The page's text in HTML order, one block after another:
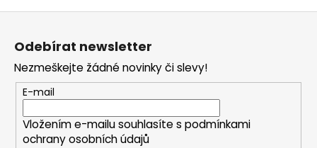
Z
Odebírat newsletter
Nezmeškejte žádné novinky či slevy!
E-mail
Vložením e-mailu souhlasíte s podmínkami
ochrany osobních údajů